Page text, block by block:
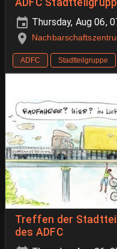
ADFC
Thursday, Aug 06,
ADFC Stadtteilgruppe
Treffen der
des ADFC